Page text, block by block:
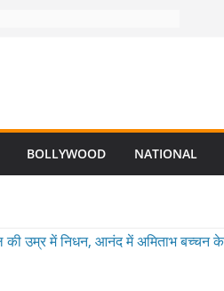
BOLLYWOOD NATIONAL